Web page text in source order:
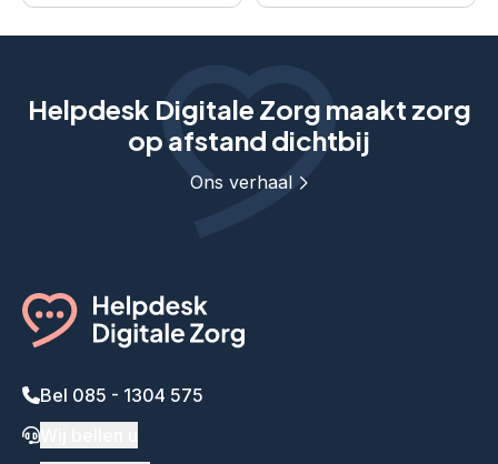
Helpdesk Digitale Zorg maakt zorg
op afstand dichtbij
Ons verhaal
Bel 085 - 1304 575